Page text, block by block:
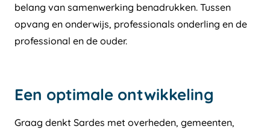
belang van samenwerking benadrukken. Tussen
opvang en onderwijs, professionals onderling en de
professional en de ouder.
Een optimale ontwikkeling
Graag denkt Sardes met overheden, gemeenten,